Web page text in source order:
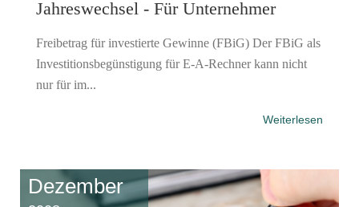
Jahreswechsel - Für Unternehmer
Freibetrag für investierte Gewinne (FBiG) Der FBiG als
Investitionsbegünstigung für E-A-Rechner kann nicht
nur für im...
Weiterlesen
Dezember